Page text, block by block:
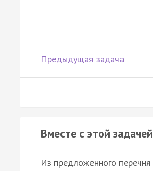
Предыдущая задача
Вместе с этой
Из предложенного